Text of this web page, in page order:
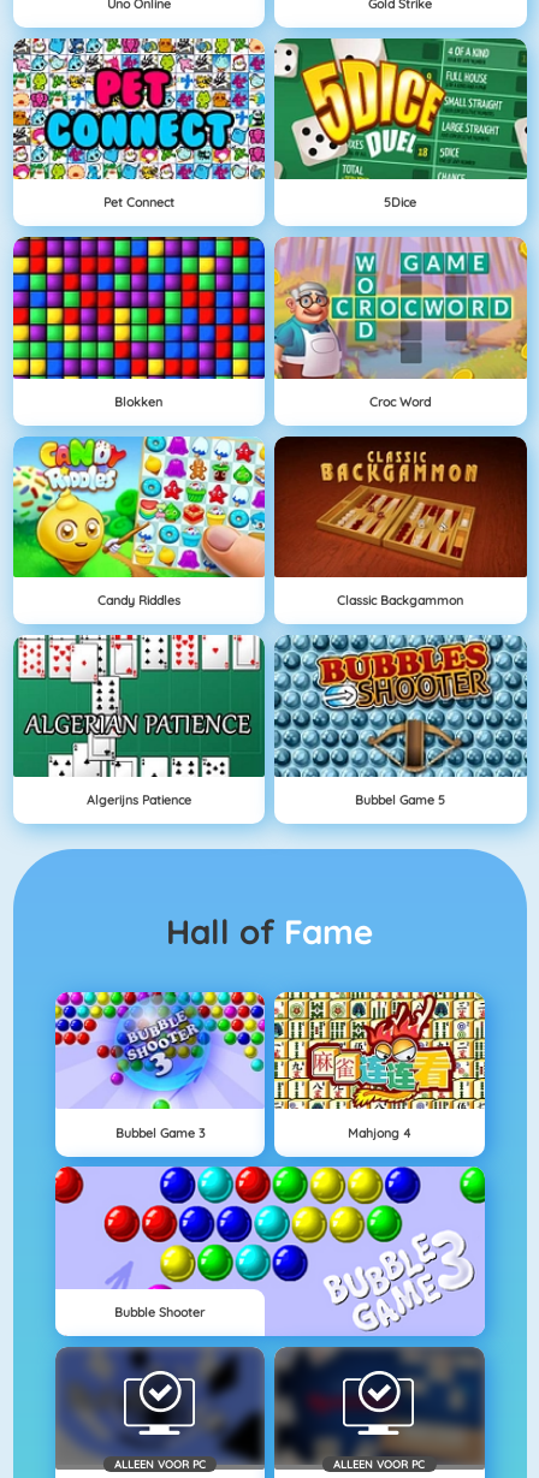
Pet Connect 5Dice
Blokken Croc Word
Candy Riddles Classic Backgammon
Algerijns Patience Bubbel Game 5
Hall of Fame
Bubbel Game 3 Mahjong 4
Bubble Shooter
ALLEEN VOOR PC ALLEEN VOOR PC